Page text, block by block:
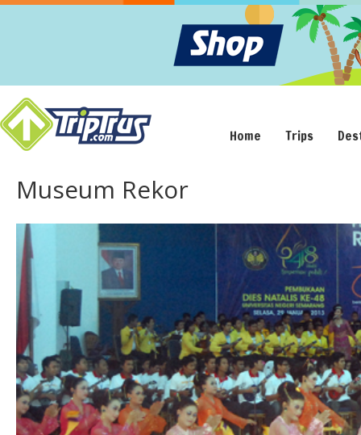
Home Trips
Museum Rekor